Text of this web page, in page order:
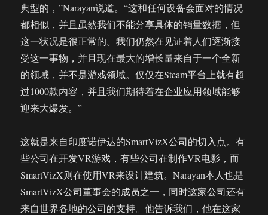
典型的，”Narayan说道。“这和任何设备会面对的情况
都相似，并且虽然我们不能分享具体的销量数据，但
这一状况是很正常的。我们仍然在见证着人们逐渐接
受这一事物，并且现在最大的增长量来自于一个全新
的领域，并不是游戏领域。仅仅在Steam平台上就有超
过1000款内容，并且我们期待着在企业应用领域能够
迎来大爆发。”
这就是来自印度诺伊达的SmartVizX公司的切入点。有
些公司在开发VR游戏，有些公司在制作VR电影，而
SmartVizX则在使用VR来设计建筑。Narayan本人也是
SmartVizX公司董事会的成员之一，同时这家公司还有
来自世界各地的公司的支持。他告诉我们，他在这家